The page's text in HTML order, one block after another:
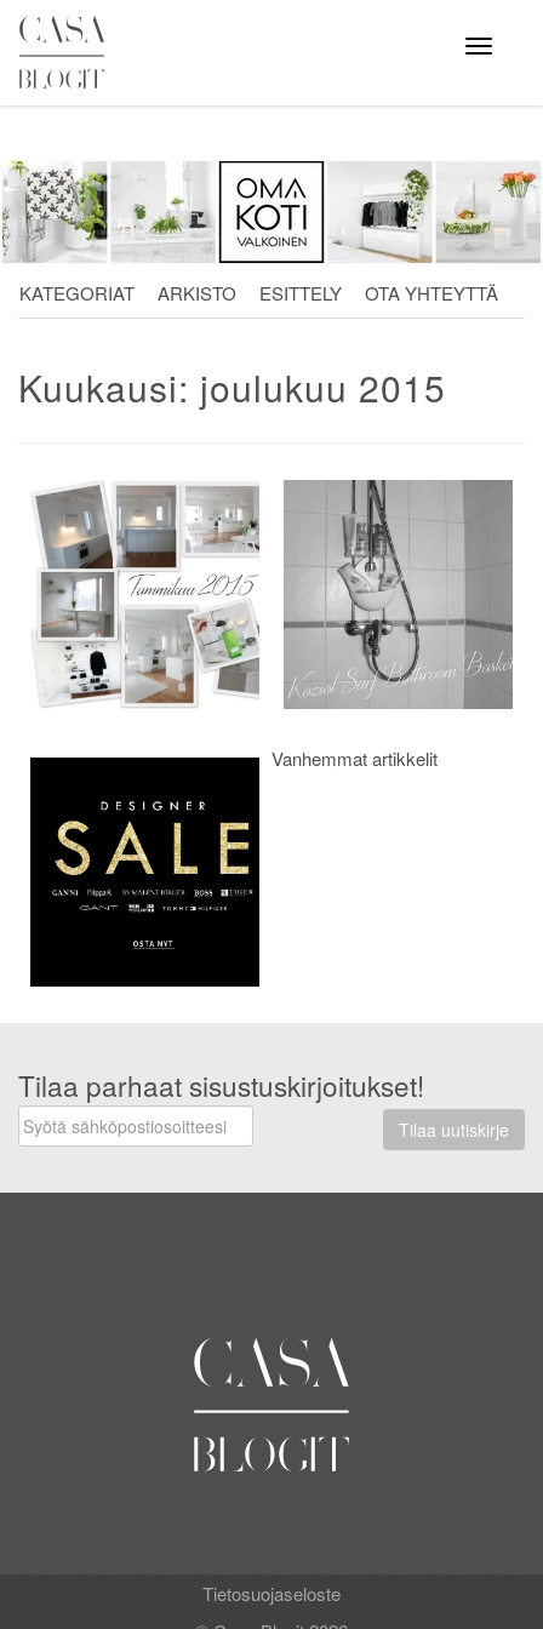
Skip
content
Avaa
valikko
KATEGORIAT ARKISTO ESITTELY OTA YHTEYTTÄ
Kuukausi: joulukuu 2015
Artikkelien
selaus
Vanhemmat artikkelit
Tilaa parhaat sisustuskirjoitukset!
Tilaa uutiskirje
Tietosuojaseloste